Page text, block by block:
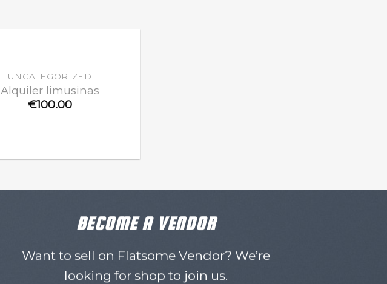
UNCATEGORIZED
Alquiler limusinas
€100.00
BECOME A VENDOR
Want to sell on Flatsome Vendor? We’re
looking for shop to join us.